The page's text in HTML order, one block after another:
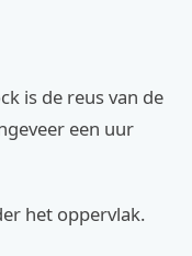
is de reus van de
een uur
het oppervlak.